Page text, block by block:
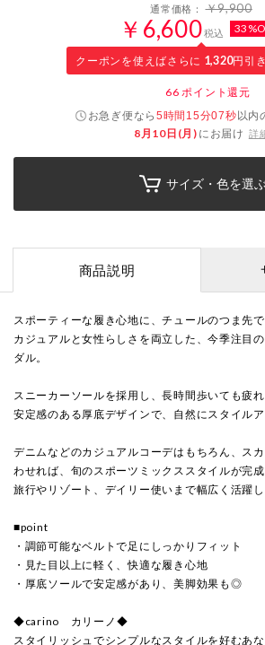
通常価格：￥9,900
￥6,600税込
クーポンを使えばさらに 1,320円引
66 ポイント還元
お急ぎ便なら5時間15分06秒以内
8月10日(月) にお届け 詳
サイズ・色を選ぶ
商品説明
スポーティーな履き心地に、チュールのつま先
カジュアルと女性らしさを両立した、今季注目
ダル。
スニーカーソールを採用し、長時間歩いても疲れ
安定感のある厚底デザインで、自然にスタイルア
デニムなどのカジュアルコーデはもちろん、ス
わせれば、旬のスポーツミックススタイルが完成
旅行やリゾート、デイリー使いまで幅広く活躍し
■point
・調節可能なベルトで足にしっかりフィット
・見た目以上に軽く、快適な履き心地
・厚底ソールで安定感があり、美脚効果も◎
◆carino カリーノ◆
スタイリッシュでシンプルなスタイルを好むあな